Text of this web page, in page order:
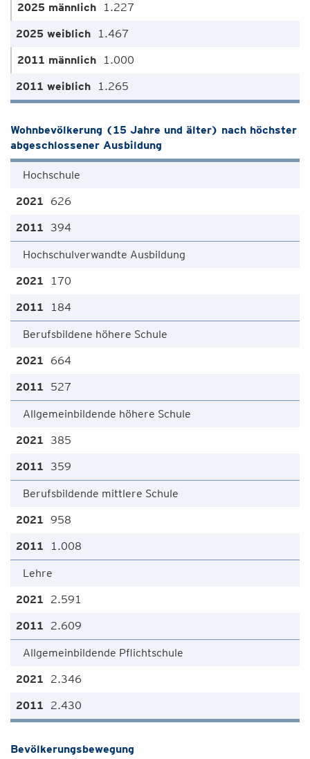
1.227
1.467
1.000
1.265
Wohnbevölkerung (15 Jahre und älter) nach höchster
abgeschlossener Ausbildung
Hochschule
626
394
Hochschulverwandte Ausbildung
170
184
Berufsbildene höhere Schule
664
527
Allgemeinbildende höhere Schule
385
359
Berufsbildende mittlere Schule
958
1.008
Lehre
2.591
2.609
Allgemeinbildende Pflichtschule
2.346
2.430
Bevölkerungsbewegung